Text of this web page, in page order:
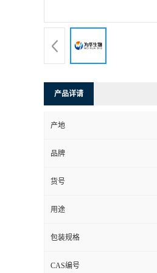
产品详请
产地
品牌
货号
用途
包装规格
CAS编号